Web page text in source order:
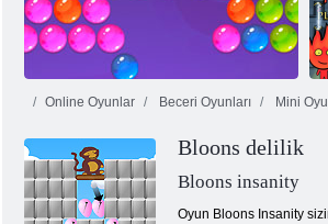
Maymun Mutlu Etme Sahnesi 1060
Online Oyunlar Beceri Oyunları Mini
Bloons delilik
Bloons insanity
Oyun Bloons Insanity